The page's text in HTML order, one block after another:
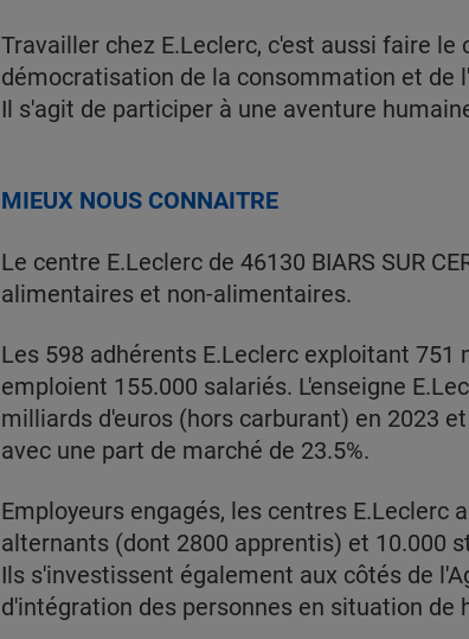
Travailler chez E.Leclerc, c'est aussi faire le
démocratisation de la consommation et de
Il s'agit de participer à une aventure
MIEUX NOUS CONNAITRE
Le centre E.Leclerc de 46130 BIARS SUR
alimentaires et non-alimentaires.
Les 598 adhérents E.Leclerc exploitant 751
emploient 155.000 salariés. L'enseigne
milliards d'euros (hors carburant) en 2023
avec une part de marché de 23.5%.
Employeurs engagés, les centres E.Leclerc
alternants (dont 2800 apprentis) et 10.000
Ils s'investissent également aux côtés de
d'intégration des personnes en situation de